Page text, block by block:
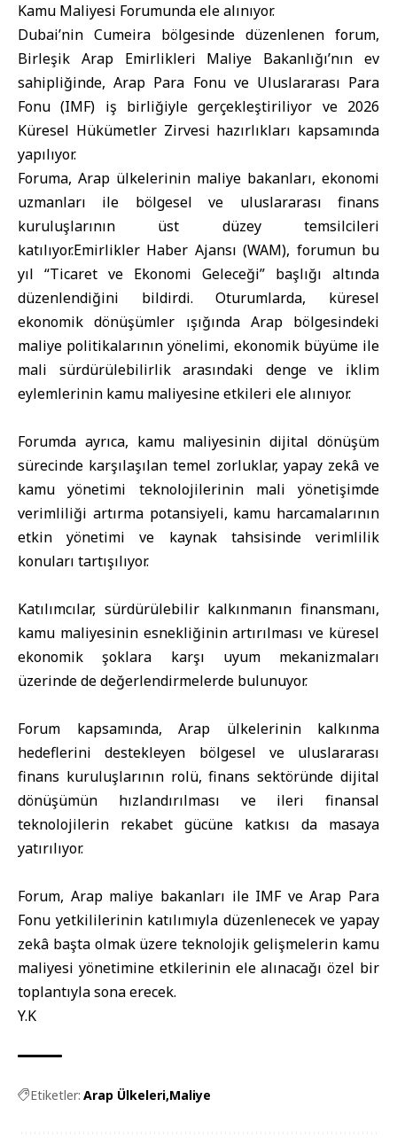
Kamu Maliyesi Forumunda ele alınıyor.
Dubai’nin Cumeira bölgesinde düzenlenen forum,
Birleşik Arap Emirlikleri Maliye Bakanlığı’nın ev
sahipliğinde, Arap Para Fonu ve Uluslararası Para
Fonu (IMF) iş birliğiyle gerçekleştiriliyor ve 2026
Küresel Hükümetler Zirvesi hazırlıkları kapsamında
yapılıyor.
Foruma, Arap ülkelerinin maliye bakanları, ekonomi
uzmanları ile bölgesel ve uluslararası finans
kuruluşlarının üst düzey temsilcileri
katılıyor.Emirlikler Haber Ajansı (WAM), forumun bu
yıl “Ticaret ve Ekonomi Geleceği” başlığı altında
düzenlendiğini bildirdi. Oturumlarda, küresel
ekonomik dönüşümler ışığında Arap bölgesindeki
maliye politikalarının yönelimi, ekonomik büyüme ile
mali sürdürülebilirlik arasındaki denge ve iklim
eylemlerinin kamu maliyesine etkileri ele alınıyor.
Forumda ayrıca, kamu maliyesinin dijital dönüşüm
sürecinde karşılaşılan temel zorluklar, yapay zekâ ve
kamu yönetimi teknolojilerinin mali yönetişimde
verimliliği artırma potansiyeli, kamu harcamalarının
etkin yönetimi ve kaynak tahsisinde verimlilik
konuları tartışılıyor.
Katılımcılar, sürdürülebilir kalkınmanın finansmanı,
kamu maliyesinin esnekliğinin artırılması ve küresel
ekonomik şoklara karşı uyum mekanizmaları
üzerinde de değerlendirmelerde bulunuyor.
Forum kapsamında, Arap ülkelerinin kalkınma
hedeflerini destekleyen bölgesel ve uluslararası
finans kuruluşlarının rolü, finans sektöründe dijital
dönüşümün hızlandırılması ve ileri finansal
teknolojilerin rekabet gücüne katkısı da masaya
yatırılıyor.
Forum, Arap maliye bakanları ile IMF ve Arap Para
Fonu yetkililerinin katılımıyla düzenlenecek ve yapay
zekâ başta olmak üzere teknolojik gelişmelerin kamu
maliyesi yönetimine etkilerinin ele alınacağı özel bir
toplantıyla sona erecek.
Y.K
Etiketler: Arap Ülkeleri Maliye